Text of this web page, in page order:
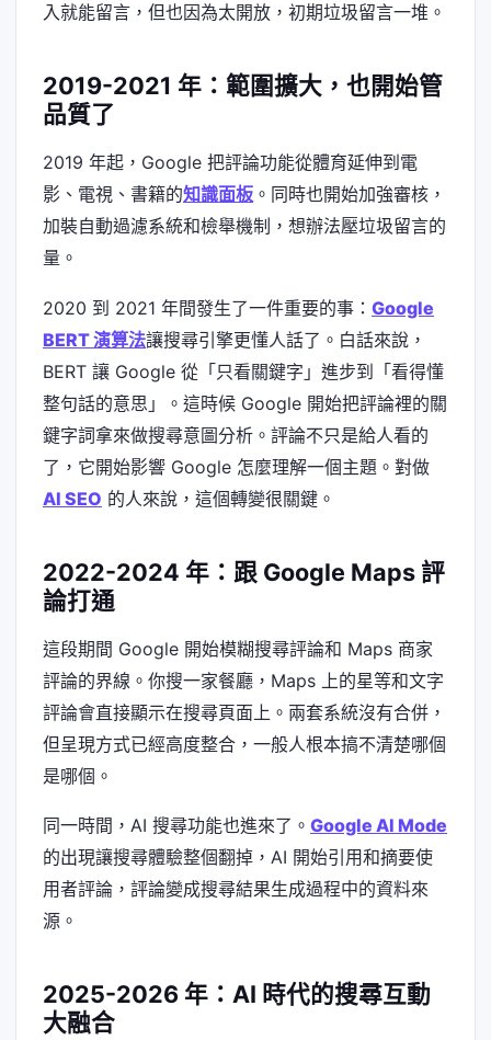
入就能留言，但也因為太開放，初期垃圾留言一堆。
2019-2021 年：範圍擴大，也開始管
品質了
2019 年起，Google 把評論功能從體育延伸到電
影、電視、書籍的知識面板 。同時也開始加強審核，
加裝自動過濾系統和檢舉機制，想辦法壓垃圾留言的
量。
2020 到 2021 年間發生了一件重要的事： Google
BERT 演算法讓搜尋引擎更懂人話了。白話來說，
BERT 讓 Google 從「只看關鍵字」進步到「看得懂
整句話的意思」。這時候 Google 開始把評論裡的關
鍵字詞拿來做搜尋意圖分析。評論不只是給人看的
了，它開始影響 Google 怎麼理解一個主題。對做
AI SEO 的人來說，這個轉變很關鍵。
2022-2024 年：跟 Google Maps 評
論打通
這段期間 Google 開始模糊搜尋評論和 Maps 商家
評論的界線。你搜一家餐廳，Maps 上的星等和文字
評論會直接顯示在搜尋頁面上。兩套系統沒有合併，
但呈現方式已經高度整合，一般人根本搞不清楚哪個
是哪個。
同一時間，AI 搜尋功能也進來了。 Google AI Mode
的出現讓搜尋體驗整個翻掉，AI 開始引用和摘要使
用者評論，評論變成搜尋結果生成過程中的資料來
源。
2025-2026 年：AI 時代的搜尋互動
大融合